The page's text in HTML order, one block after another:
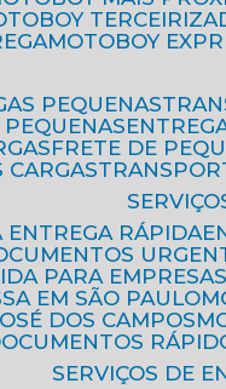
MOTOBOY
PEQUENAS
PEQUENAS
FRETE DE
CARGAS
ENTREGA RÁPIDA
PARA EMPRESAS
EM SÃO PAULO
DOS CAMPOS
SERVIÇOS DE